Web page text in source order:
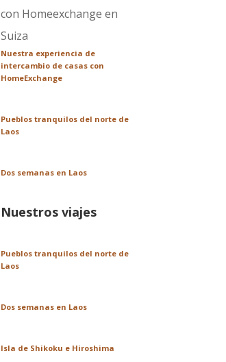
Nuestra experiencia de
intercambio de casas con
HomeExchange
Pueblos tranquilos del norte de
Laos
Dos semanas en Laos
Nuestros viajes
Pueblos tranquilos del norte de
Laos
Dos semanas en Laos
Isla de Shikoku e Hiroshima